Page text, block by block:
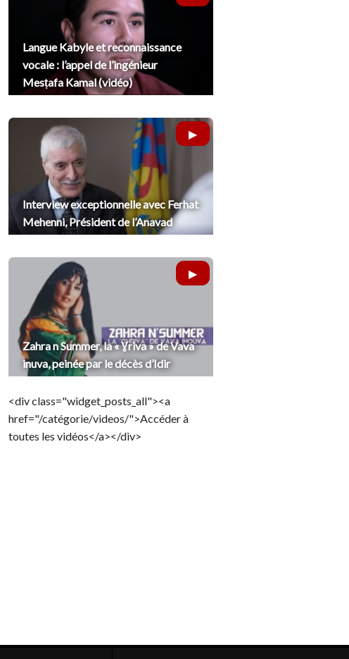
Langue Kabyle et reconnaissance
vocale : l’appel de l’ingénieur
Mesṭafa Kamal (vidéo)
Interview exceptionnelle avec Ferhat
Mehenni, Président de l’Anavad
Zahra n Summer, la « Ɣriva » de Vava
inuva, peinée par le décès d’Idir
<div class="widget_posts_all"><a
href="/catégorie/videos/">Accéder à
toutes les vidéos</a></div>